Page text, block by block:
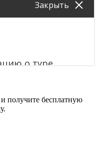
получите бесплатную